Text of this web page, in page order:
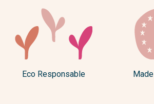
Eco Responsable